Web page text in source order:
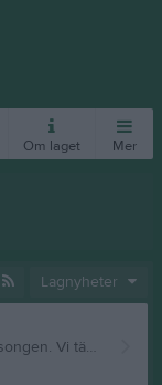
Om laget Mer
Lagnyheter
Hej! Nu är det snart dags att dra igång höstsäsongen. Vi tänker starta med att göra något kul tillsammans, så boka in 7-8 aug. Mer info om tider och planering kommer inom kort! Alla behöver ha en fungerande cykel (ej ELcykel) // ledarna